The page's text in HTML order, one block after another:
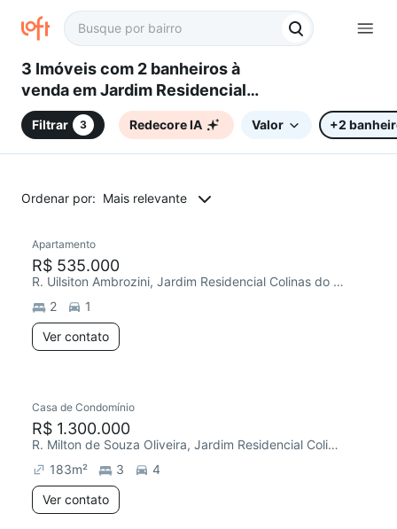
3 Imóveis com 2 banheiros à
venda em Jardim Residencial
Colinas do Sol, Sorocaba, SP
Filtrar 3 Redecore IA Valor +2
Ordenar por: Mais relevante
Redecorar
Apartamento
R$ 535.000
R. Uilsiton Ambrozini, Jardim Residencial Colinas do Sol
2
1
Ver contato
Casa de Condomínio
R$ 1.300.000
R. Milton de Souza Oliveira, Jardim Residencial Colinas do Sol
183m² 3
4
Ver contato